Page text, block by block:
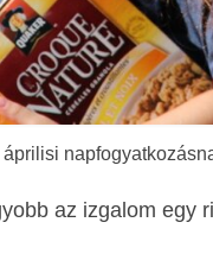
az izgalom egy